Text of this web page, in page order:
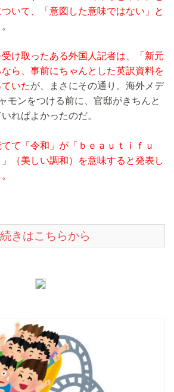
いて、「意図した意味ではない」と
け取ったある外国人記者は、「新元
ら、事前にちゃんとした英訳資料を
いたが、まさにその通り。海外メデ
モンをつける前に、官邸がきちんと
ればよかったのだ。
て「令和」が「ｂｅａｕｔｉｆｕ
（美しい調和）を意味すると発表し
きはこちらから